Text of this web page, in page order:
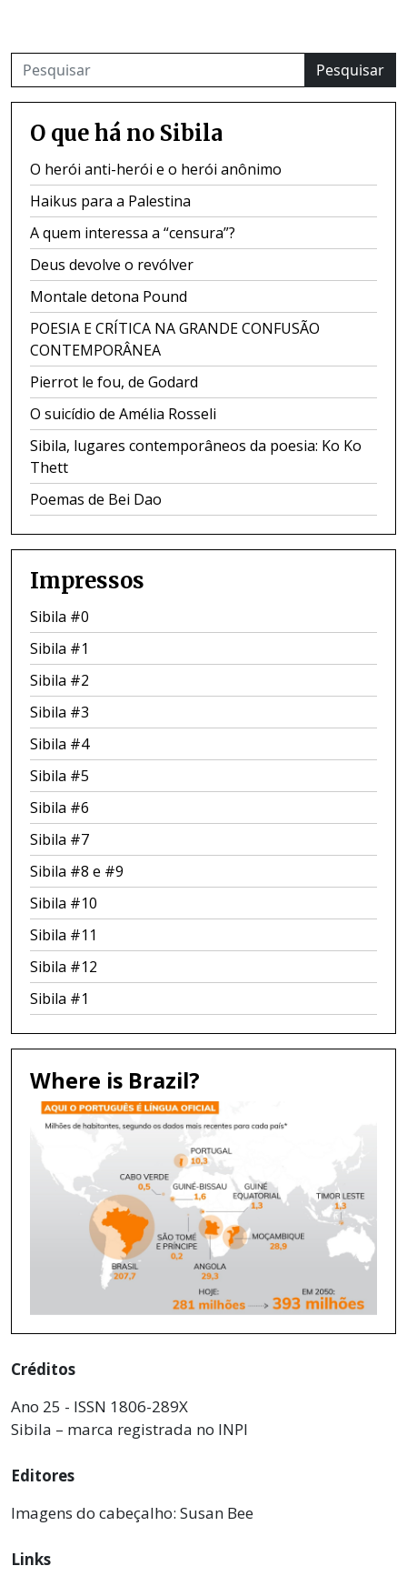
Pesquisar
O que há no Sibila
O herói anti-herói e o herói anônimo
Haikus para a Palestina
A quem interessa a “censura”?
Deus devolve o revólver
Montale detona Pound
POESIA E CRÍTICA NA GRANDE CONFUSÃO
CONTEMPORÂNEA
Pierrot le fou, de Godard
O suicídio de Amélia Rosseli
Sibila, lugares contemporâneos da poesia: Ko Ko
Thett
Poemas de Bei Dao
Impressos
Sibila #0
Sibila #1
Sibila #2
Sibila #3
Sibila #4
Sibila #5
Sibila #6
Sibila #7
Sibila #8 e #9
Sibila #10
Sibila #11
Sibila #12
Sibila #1
Where is Brazil?
Créditos
Ano 25 - ISSN 1806-289X
Sibila – marca registrada no INPI
Editores
Imagens do cabeçalho: Susan Bee
Links